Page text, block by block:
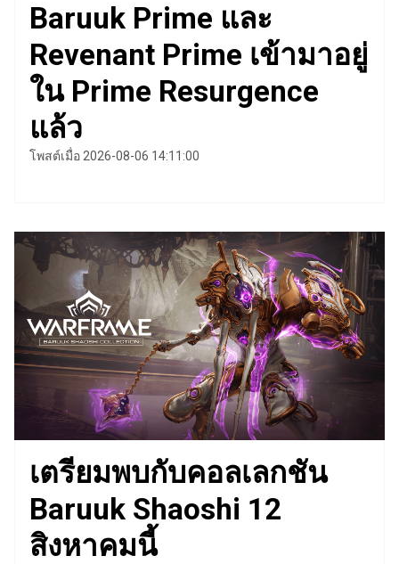
Baruuk Prime และ
Revenant Prime เข้ามาอยู่
ใน Prime Resurgence
แล้ว
โพสต์เมื่อ 2026-08-06 14:11:00
เตรียมพบกับคอลเลกชัน
Baruuk Shaoshi 12
สิงหาคมนี้